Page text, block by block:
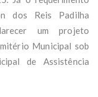
dos Reis Padilha
um projeto
Municipal sob
de Assistência